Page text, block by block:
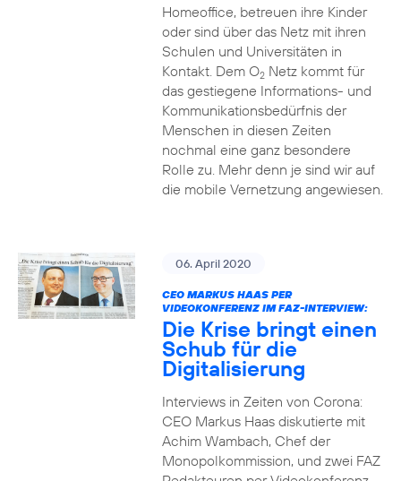
Homeoffice, betreuen ihre Kinder
oder sind über das Netz mit ihren
Schulen und Universitäten in
Kontakt. Dem O2Netz kommt für
das gestiegene Informations- und
Kommuni­ka­tions­bedürfnis­ der
Menschen in diesen Zeiten
nochmal eine ganz besondere
Rolle zu. Mehr denn je sind wir auf
die mobile Vernetzung angewiesen.
06. April 2020
CEO MARKUS HAAS PER
VIDEOKONFERENZ IM FAZ-INTERVIEW:
Die Krise bringt einen
Schub für die
Digitalisierung
Interviews in Zeiten von Corona:
CEO Markus Haas diskutierte mit
Achim Wambach, Chef der
Monopolkommission, und zwei FAZ